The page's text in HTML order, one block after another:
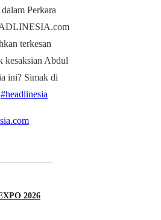
Perkara
terkesan
kesaksian Abdul
ini? Simak di
#headlinesia
2026